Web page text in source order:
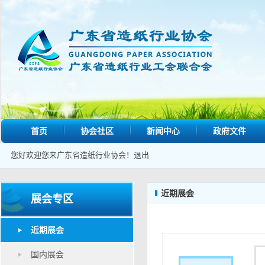
首页 协会社区 新闻中心 政府文件
您好欢迎您来广东省造纸行业协会！ 退出
展会专区
近期展会
国内展会
近期展会